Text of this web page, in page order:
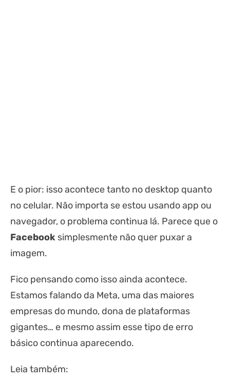
E o pior: isso acontece tanto no desktop quanto
no celular. Não importa se estou usando app ou
navegador, o problema continua lá. Parece que o
Facebook simplesmente não quer puxar a
imagem.
Fico pensando como isso ainda acontece.
Estamos falando da Meta, uma das maiores
empresas do mundo, dona de plataformas
gigantes… e mesmo assim esse tipo de erro
básico continua aparecendo.
Leia também: